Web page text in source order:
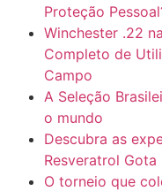
Proteção
Winchester .22
Completo de
Campo
A Seleção
o mundo
Descubra as
Resveratrol Gota
O torneio que